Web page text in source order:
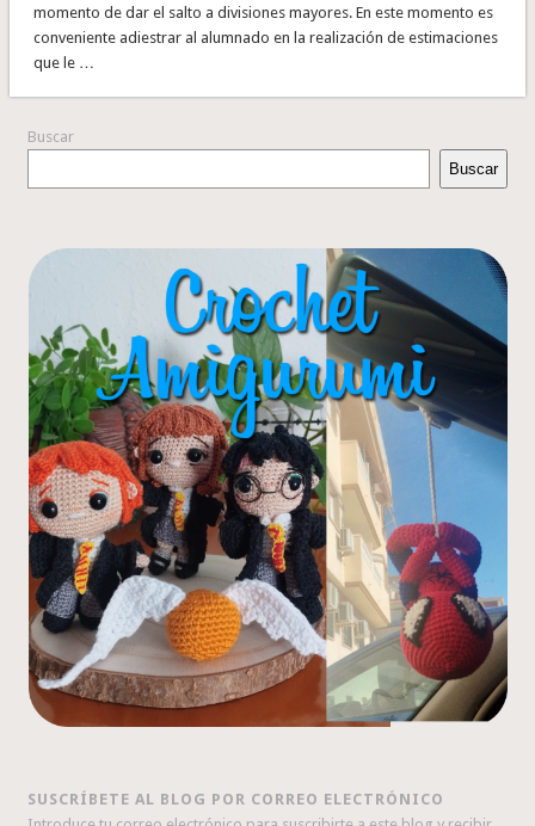
momento de dar el salto a divisiones mayores. En este momento es
conveniente adiestrar al alumnado en la realización de estimaciones
que le …
Buscar
Buscar
SUSCRÍBETE AL BLOG POR CORREO ELECTRÓNICO